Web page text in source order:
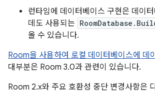
런타임에 데이터베이스 구현은 데이
데도 사용되는
올 수 있습니다.
Room을 사용하여 로컬 데이터베이스에 데
대부분은 Room 3.0과 관련이 있습니다.
Room 2.x와 주요 호환성 중단 변경사항은